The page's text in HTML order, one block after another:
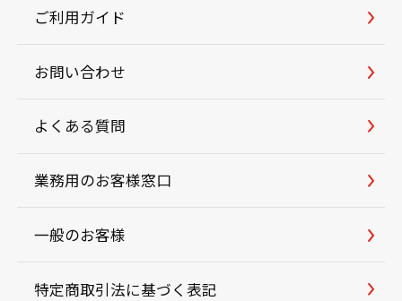
ご利用ガイド
お問い合わせ
よくある質問
業務用のお客様窓口
一般のお客様
特定商取引法に基づく表記